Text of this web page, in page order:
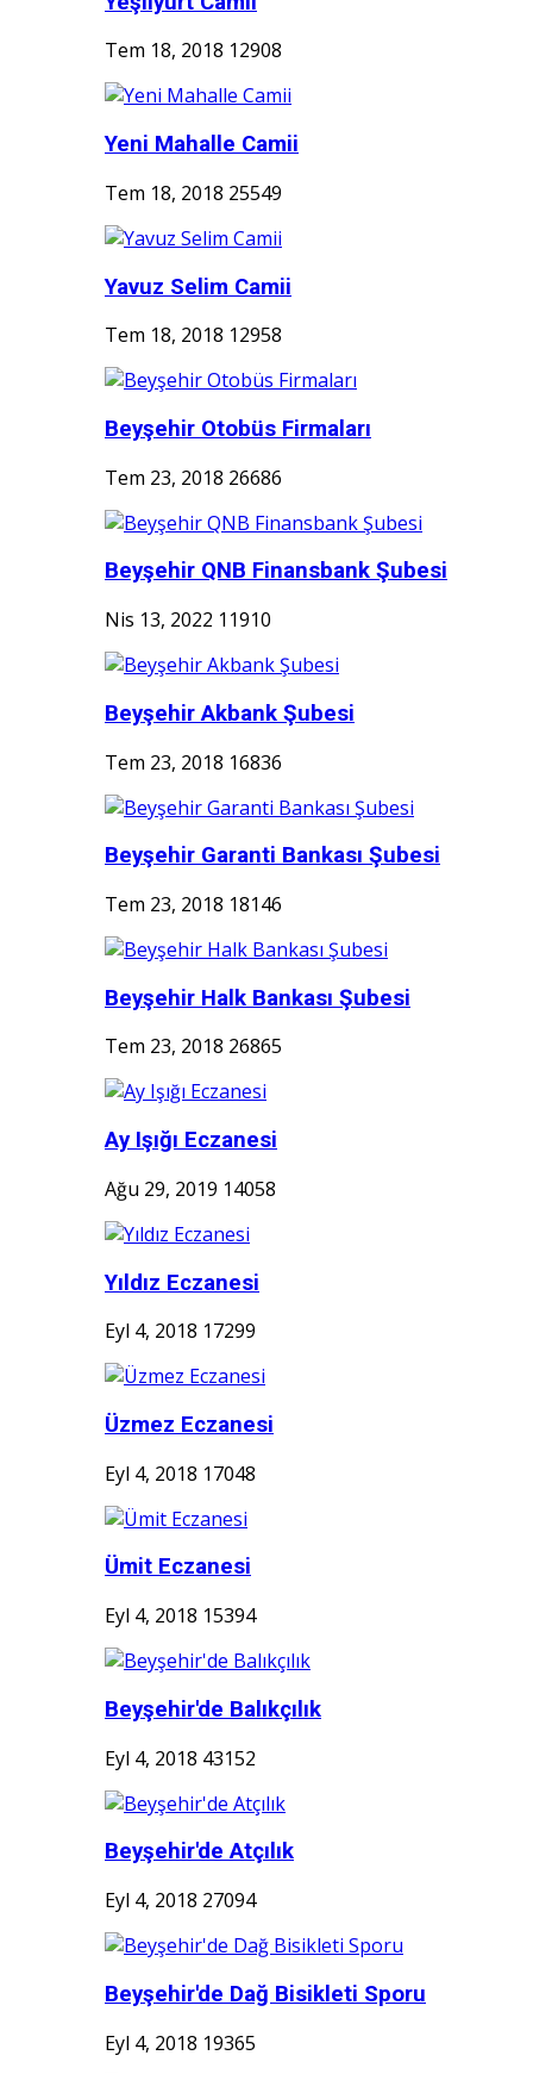
Tem 18, 2018 12908
Yeni Mahalle Camii
Tem 18, 2018 25549
Yavuz Selim Camii
Tem 18, 2018 12958
Beyşehir Otobüs Firmaları
Tem 23, 2018 26686
Beyşehir QNB Finansbank Şubesi
Nis 13, 2022 11910
Beyşehir Akbank Şubesi
Tem 23, 2018 16836
Beyşehir Garanti Bankası Şubesi
Tem 23, 2018 18146
Beyşehir Halk Bankası Şubesi
Tem 23, 2018 26865
Ay Işığı Eczanesi
Ağu 29, 2019 14058
Yıldız Eczanesi
Eyl 4, 2018 17299
Üzmez Eczanesi
Eyl 4, 2018 17048
Ümit Eczanesi
Eyl 4, 2018 15394
Beyşehir'de Balıkçılık
Eyl 4, 2018 43152
Beyşehir'de Atçılık
Eyl 4, 2018 27094
Beyşehir'de Dağ Bisikleti Sporu
Eyl 4, 2018 19365